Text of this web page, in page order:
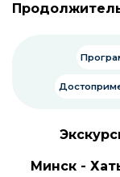
Минск -